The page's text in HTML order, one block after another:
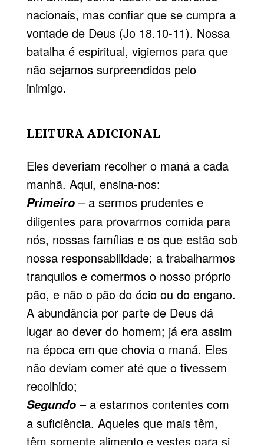
nacionais, mas confiar que se cumpra a
vontade de Deus (Jo 18.10-11). Nossa
batalha é espiritual, vigiemos para que
não sejamos surpreendidos pelo
inimigo.
LEITURA ADICIONAL
Eles deveriam recolher o maná a cada
manhã. Aqui, ensina-nos:
Primeiro – a sermos prudentes e
diligentes para provarmos comida para
nós, nossas famílias e os que estão sob
nossa responsabilidade; a trabalharmos
tranquilos e comermos o nosso próprio
pão, e não o pão do ócio ou do engano.
A abundância por parte de Deus dá
lugar ao dever do homem; já era assim
na época em que chovia o maná. Eles
não deviam comer até que o tivessem
recolhido;
Segundo – a estarmos contentes com
a suficiência. Aqueles que mais têm,
têm somente alimento e vestes para si